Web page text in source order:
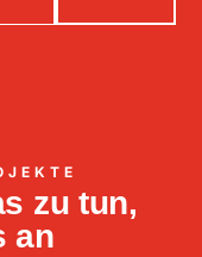
zu tun,
an